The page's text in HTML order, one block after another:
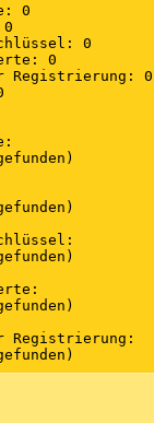
0
0
0
Registrierung: 0
Registrierung: